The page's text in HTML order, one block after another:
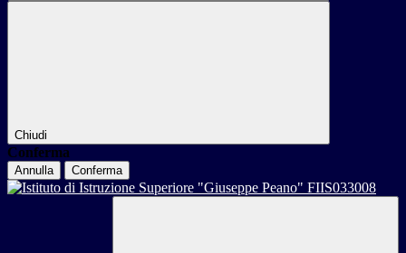
Chiudi
Conferma
Annulla Conferma